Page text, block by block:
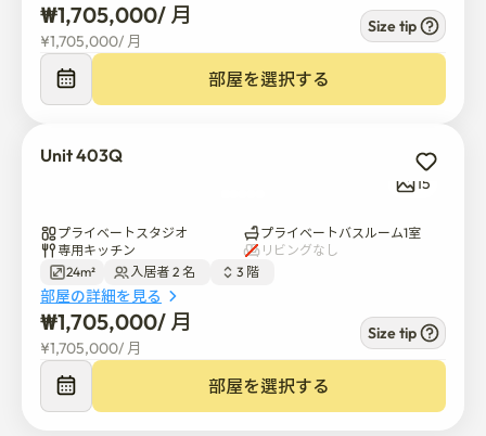
₩1,705,000/ 月
¥1,705,000/ 月
Size tip
部屋を選択する
Unit 403Q
15
プライベートスタジオ
プライベートバスルーム1室
専用キッチン
リビングなし
24m²
入居者 2 名 3 階
部屋の詳細を見る
₩1,705,000/ 月
¥1,705,000/ 月
Size tip
部屋を選択する